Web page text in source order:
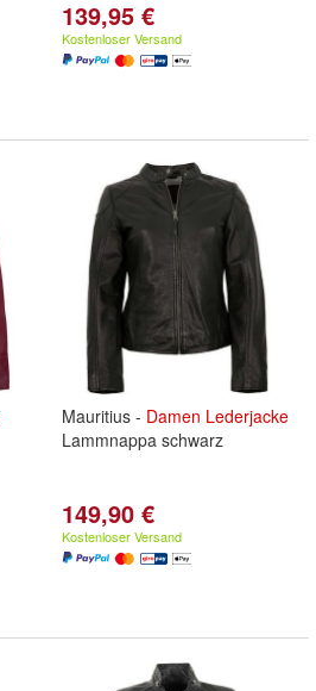
139,95 €
Kostenloser Versand
Mauritius - Damen Lederjacke
Lammnappa schwarz
149,90 €
Kostenloser Versand